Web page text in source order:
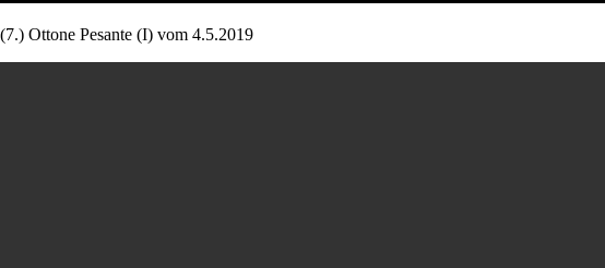
(7.) Ottone Pesante (I) vom 4.5.2019